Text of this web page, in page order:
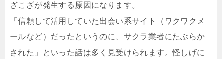
ざこざが発生する原因になります。
「信頼して活用していた出会い系サイト（ワクワクメ
ールなど）だったというのに、サクラ業者にたぶらか
された」といった話は多く見受けられます。怪しげに